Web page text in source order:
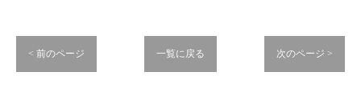
< 前のページ 一覧に戻る 次のページ >